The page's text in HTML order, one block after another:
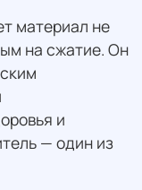
материал не
на сжатие. Он
и
— один из